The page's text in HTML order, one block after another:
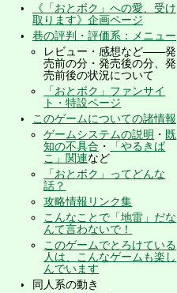
《「おとボク」への愛、受け
取ります》企画ページ
巷の評判・評価系：メニュー
レビュー・感想など――発
売前の分・発売後の分、発
売前後の状況について
「おとボク」ファンサイ
ト・特設ページ
このゲームについての諸情報
ゲームシステムの説明 ・ 既
知の不具合 ・
「やるきば
こ」関連など
「おとボク」ってどんな
話？
攻略情報リンク集
こんなことで「地雷」だな
んて言わないで！
このゲームでとろけている
人は、こんなゲームも楽し
んでいます
同人系の動き